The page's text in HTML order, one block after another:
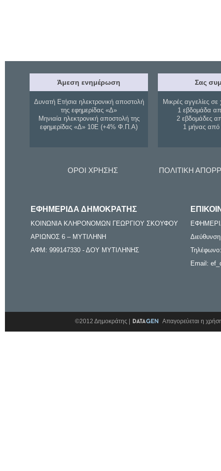
Άμεση ενημέρωση
Δυνατή Ετήσια ηλεκτρονική αποστολή
της εφημερίδας «Δ»
Μηνιαία ηλεκτρονική αποστολή της
εφημερίδας «Δ» 10Ε (+4% Φ.Π.Α)
Σας
Μικρές αγγελίες σε
1 εβδομάδα
2 εβδομάδες
1 μήνας
ΟΡΟΙ ΧΡΗΣΗΣ ΠΟΛΙΤΙΚΗ
ΕΦΗΜΕΡΙΔΑ ΔΗΜΟΚΡΑΤΗΣ
ΚΟΙΝΩΝΙΑ ΚΛΗΡΟΝΟΜΩΝ ΓΕΩΡΓΙΟΥ ΣΚΟΥΦΟΥ
ΑΡΙΩΝΟΣ 6 – ΜΥΤΙΛΗΝΗ
ΑΦΜ: 999147330 - ΔΟΥ ΜΥΤΙΛΗΝΗΣ
Email:
©2012 Δημοκράτης | Απαγορεύεται η